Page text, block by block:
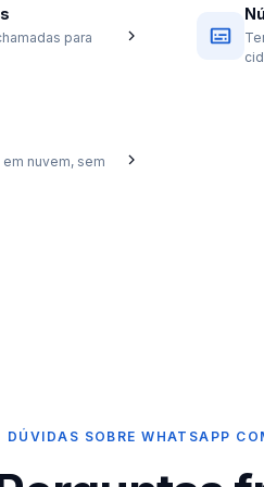
para
nuvem, sem
DÚVIDAS SOBRE WHATSAPP